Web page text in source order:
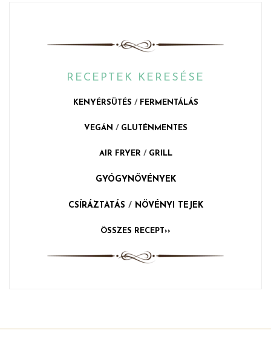
RECEPTEK KERESÉSE
KENYÉRSÜTÉS / FERMENTÁLÁS
VEGÁN / GLUTÉNMENTES
AIR FRYER / GRILL
GYÓGYNÖVÉNYEK
CSÍRÁZTATÁS / NÖVÉNYI TEJEK
ÖSSZES RECEPT››